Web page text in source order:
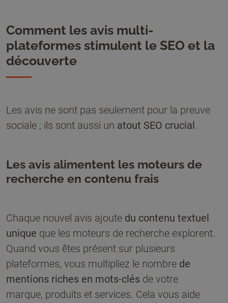
Comment les avis multi-
plateformes stimulent le SEO et la
découverte
Les avis ne sont pas seulement pour la preuve
sociale ; ils sont aussi un atout SEO crucial.
Les avis alimentent les moteurs de
recherche en contenu frais
Chaque nouvel avis ajoute du contenu textuel
unique que les moteurs de recherche explorent.
Quand vous êtes présent sur plusieurs
plateformes, vous multipliez le nombre de
mentions riches en mots-clés de votre
marque, produits et services. Cela vous aide